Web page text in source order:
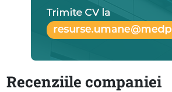
Recenziile companiei